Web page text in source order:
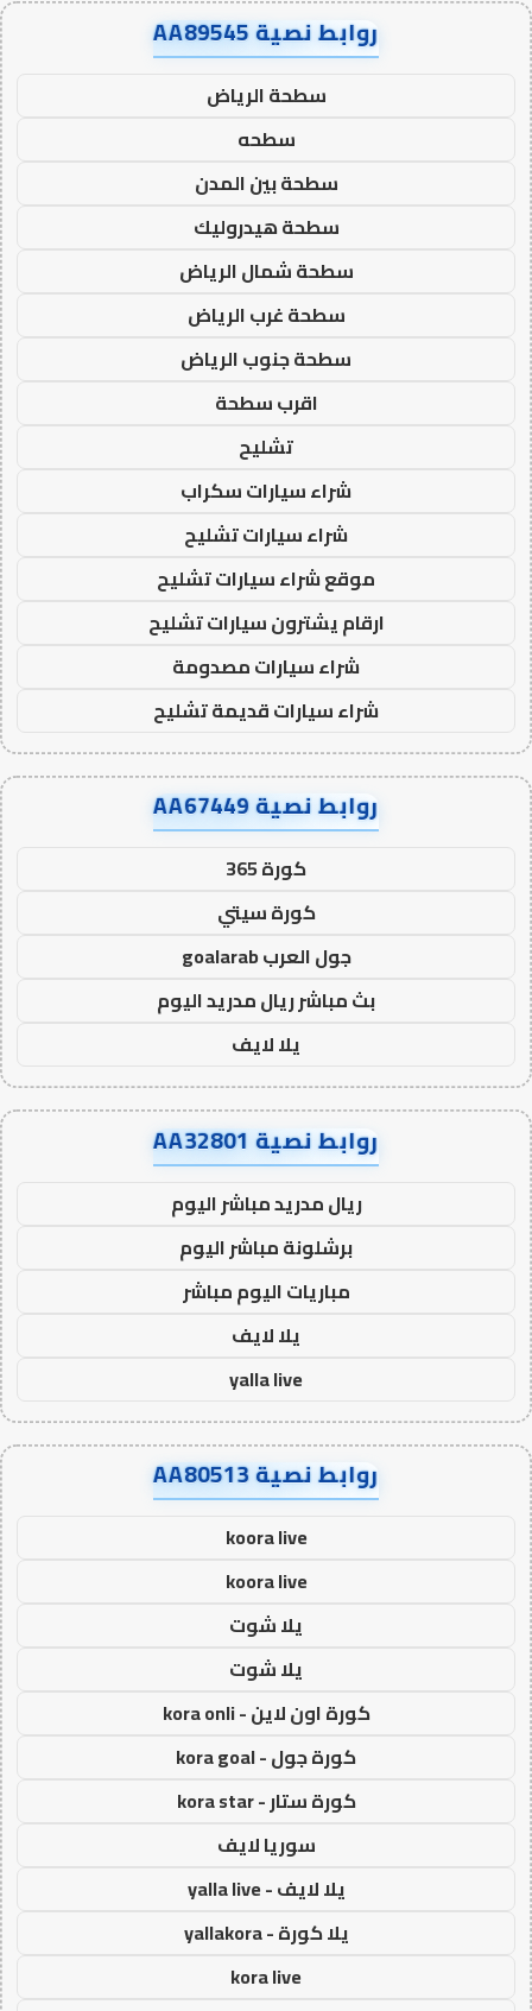
روابط نصية AA89545
سطحة الرياض
سطحه
سطحة بين المدن
سطحة هيدروليك
سطحة شمال الرياض
سطحة غرب الرياض
سطحة جنوب الرياض
اقرب سطحة
تشليح
شراء سيارات سكراب
شراء سيارات تشليح
موقع شراء سيارات تشليح
ارقام يشترون سيارات تشليح
شراء سيارات مصدومة
شراء سيارات قديمة تشليح
روابط نصية AA67449
كورة 365
كورة سيتي
جول العرب goalarab
بث مباشر ريال مدريد اليوم
يلا لايف
روابط نصية AA32801
ريال مدريد مباشر اليوم
برشلونة مباشر اليوم
مباريات اليوم مباشر
يلا لايف
yalla live
روابط نصية AA80513
koora live
koora live
يلا شوت
يلا شوت
كورة اون لاين - kora onli
كورة جول - kora goal
كورة ستار - kora star
سوريا لايف
يلا لايف - yalla live
يلا كورة - yallakora
kora live